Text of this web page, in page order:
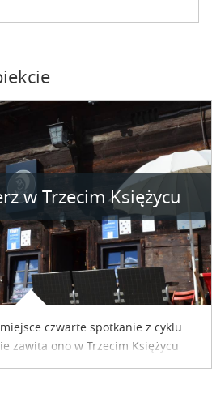
w Trzecim Księżycu
czwarte spotkanie z cyklu
zawita ono w Trzecim Księżycu
specjalnym zostanie Cezary